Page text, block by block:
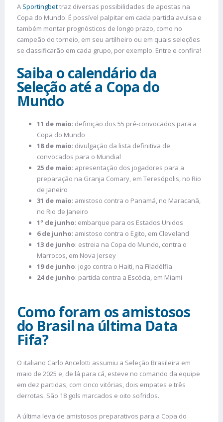
A Sportingbettraz diversas possibilidades de apostas na
Copa do Mundo. É possível palpitar em cada partida avulsa e
também montar prognósticos de longo prazo, como no
campeão do torneio, em seu artilheiro ou em quais seleções
se classificarão em cada grupo, por exemplo. Entre e confira!
Saiba o calendário da
Seleção até a Copa do
Mundo
11 de maio: definição dos 55 pré-convocados para a
Copa do Mundo
18 de maio: divulgação da lista definitiva de
convocados para o Mundial
25 de maio: apresentação dos jogadores para a
preparação na Granja Comary, em Teresópolis, no Rio
de Janeiro
31 de maio: amistoso contra o Panamá, no Maracanã,
no Rio de Janeiro
1º de junho: embarque para os Estados Unidos
6 de junho: amistoso contra o Egito, em Cleveland
13 de junho: estreia na Copa do Mundo, contra o
Marrocos, em Nova Jersey
19 de junho: jogo contra o Haiti, na Filadélfia
24 de junho: partida contra a Escócia, em Miami
Como foram os amistosos
do Brasil na última Data
Fifa?
O italiano Carlo Ancelotti assumiu a Seleção Brasileira em
maio de 2025 e, de lá para cá, esteve no comando da equipe
em dez partidas, com cinco vitórias, dois empates e três
derrotas. São 18 gols marcados e oito sofridos.
A última leva de amistosos preparativos para a Copa do